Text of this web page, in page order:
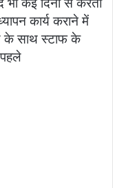
भी कई दिनों से करता
कार्य कराने में
के साथ स्टाफ के
पहले